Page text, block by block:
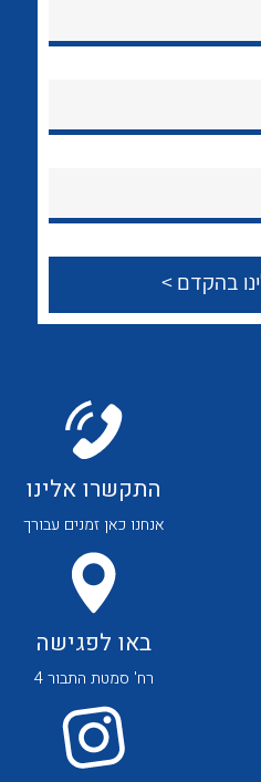
התקשרו אלינו
אנחנו כאן זמנים עבורך
באו לפגישה
רח' סמטת התבור 4